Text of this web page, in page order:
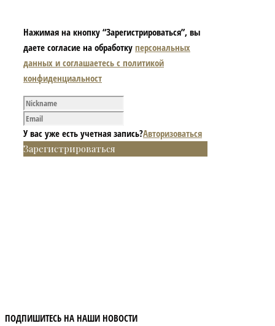
Нажимая на кнопку “Зарегистрироваться”, вы
даете согласие на обработку персональных
данных и соглашаетесь с политикой
конфиденциальност
У вас уже есть учетная запись?Авторизоваться
Зарегистрироваться
ПОДПИШИТЕСЬ НА НАШИ НОВОСТИ